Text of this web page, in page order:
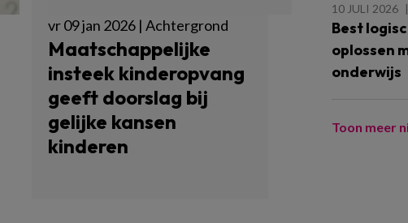
vr 09 jan 2026 | Achtergrond
Maatschappelijke
insteek kinderopvang
geeft doorslag bij
gelijke kansen
kinderen
10 JULI 2026
Best
oplossen
onderwijs
Toon meer